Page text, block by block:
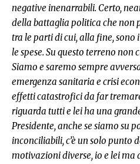
negative inenarrabili. Certo,
della battaglia politica che non
tra le parti di cui, alla fine,
le spese. Su questo terreno non
Siamo e saremo sempre
emergenza sanitaria e crisi
effetti catastrofici da far
riguarda tutti e lei ha una
Presidente, anche se siamo su
inconciliabili, c’è un solo punto
motivazioni diverse, io e lei ma